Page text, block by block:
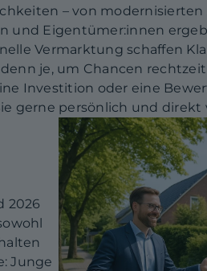
– von
und Eigentümer:innen
Vermarktung schaffen
je, um Chancen
Investition oder eine
gerne persönlich und direkt
2026
Junge